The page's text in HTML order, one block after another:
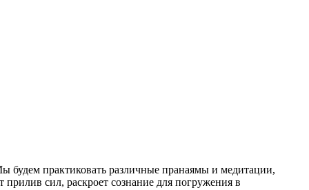
практиковать различные пранаямы и медитации,
сил, раскроет сознание для погружения в